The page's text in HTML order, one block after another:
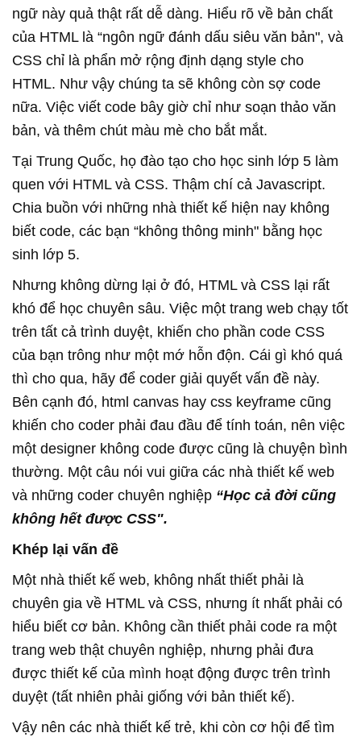
ngữ này quả thật rất dễ dàng. Hiểu rõ về bản chất
của HTML là “ngôn ngữ đánh dấu siêu văn bản", và
CSS chỉ là phẩn mở rộng định dạng style cho
HTML. Như vậy chúng ta sẽ không còn sợ code
nữa. Việc viết code bây giờ chỉ như soạn thảo văn
bản, và thêm chút màu mè cho bắt mắt.
Tại Trung Quốc, họ đào tạo cho học sinh lớp 5 làm
quen với HTML và CSS. Thậm chí cả Javascript.
Chia buồn với những nhà thiết kế hiện nay không
biết code, các bạn “không thông minh" bằng học
sinh lớp 5.
Nhưng không dừng lại ở đó, HTML và CSS lại rất
khó để học chuyên sâu. Việc một trang web chạy tốt
trên tất cả trình duyệt, khiến cho phần code CSS
của bạn trông như một mớ hỗn độn. Cái gì khó quá
thì cho qua, hãy để coder giải quyết vấn đề này.
Bên cạnh đó, html canvas hay css keyframe cũng
khiến cho coder phải đau đầu để tính toán, nên việc
một designer không code được cũng là chuyện bình
thường. Một câu nói vui giữa các nhà thiết kế web
và những coder chuyên nghiệp “Học cả đời cũng
không hết được CSS".
Khép lại vấn đề
Một nhà thiết kế web, không nhất thiết phải là
chuyên gia về HTML và CSS, nhưng ít nhất phải có
hiểu biết cơ bản. Không cần thiết phải code ra một
trang web thật chuyên nghiệp, nhưng phải đưa
được thiết kế của mình hoạt động được trên trình
duyệt (tất nhiên phải giống với bản thiết kế).
Vậy nên các nhà thiết kế trẻ, khi còn cơ hội để tìm